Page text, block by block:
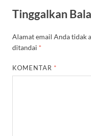
Tinggalkan
Alamat email Anda tidak
ditandai *
KOMENTAR *